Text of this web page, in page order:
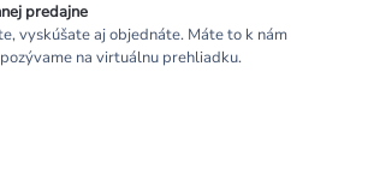
predajne
vyskúšate aj objednáte. Máte to k nám
na virtuálnu prehliadku.